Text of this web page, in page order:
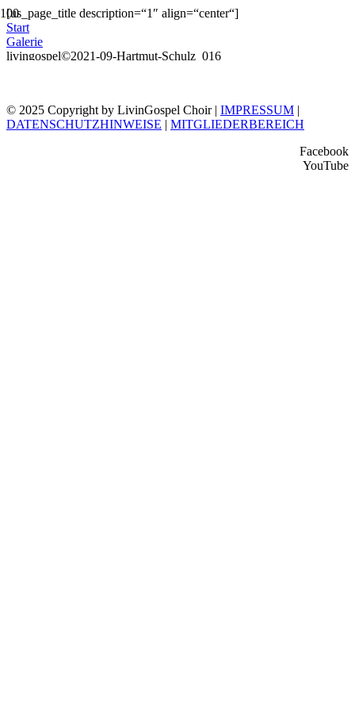
[us_page_title description=“1″ align=“center“]
Start
Galerie
livingospel©2021-09-Hartmut-Schulz_016
© 2025 Copyright by LivinGospel Choir | IMPRESSUM |
DATENSCHUTZHINWEISE | MITGLIEDERBEREICH
Facebook
YouTube